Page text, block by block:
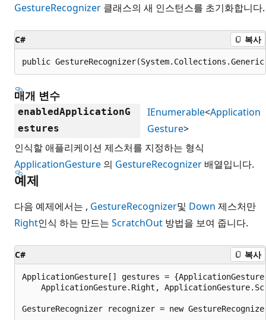
GestureRecognizer 클래스의 새 인스턴스를 초기화합니다.
C# 복사
public
매개 변수
enabledApplicationG
estures
IEnumerable<Application
Gesture>
인식할 애플리케이션 제스처를 지정하는 형식
ApplicationGesture 의 GestureRecognizer 배열입니다.
예제
다음 예제에서는 , GestureRecognizer및 Down 제스처만
Right인식 하는 만드는 ScratchOut 방법을 보여 줍니다.
C# 복사
ApplicationGesture[] gestures =
ApplicationGesture.Right,